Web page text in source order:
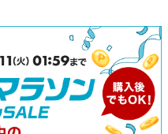
産 ブランド
131var